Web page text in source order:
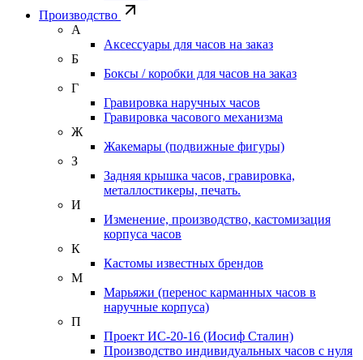
Производство
А
Аксессуары для часов на заказ
Б
Боксы / коробки для часов на заказ
Г
Гравировка наручных часов
Гравировка часового механизма
Ж
Жакемары (подвижные фигуры)
З
Задняя крышка часов, гравировка,
металлостикеры, печать.
И
Изменение, производство, кастомизация
корпуса часов
К
Кастомы известных брендов
М
Марьяжи (перенос карманных часов в
наручные корпуса)
П
Проект ИС-20-16 (Иосиф Сталин)
Производство индивидуальных часов с нуля